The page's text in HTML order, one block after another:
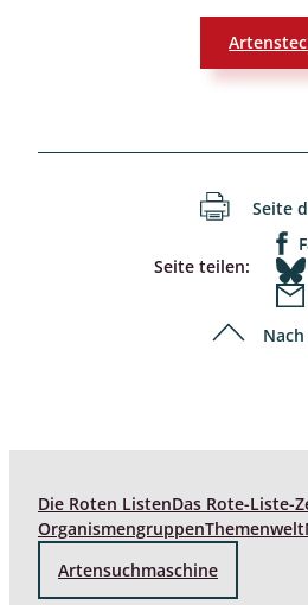
Seite
Seite teilen:
Die Roten ListenDas Rote-Liste-
OrganismengruppenThemenwelt
Artensuchmaschine